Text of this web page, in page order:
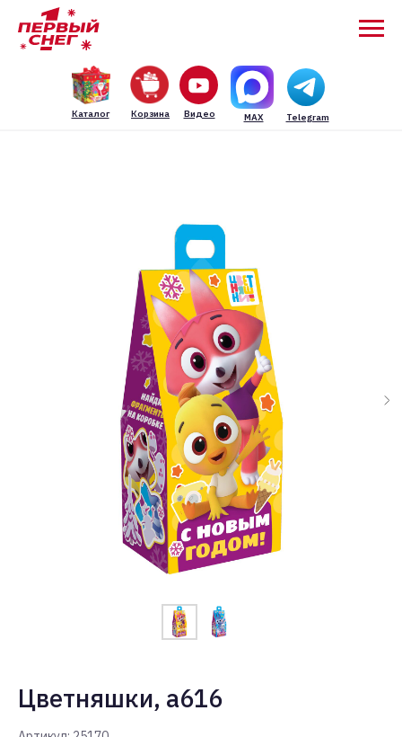
Каталог Видео
Корзина Telegram
MAX
Цветняшки, a616